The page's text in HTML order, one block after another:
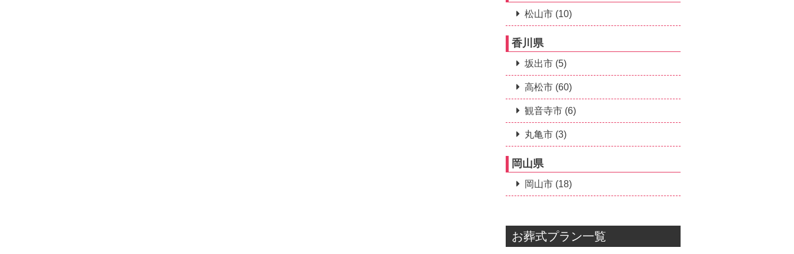
松山市 (10)
香川県
坂出市 (5)
高松市 (60)
観音寺市 (6)
丸亀市 (3)
岡山県
岡山市 (18)
お葬式プラン一覧